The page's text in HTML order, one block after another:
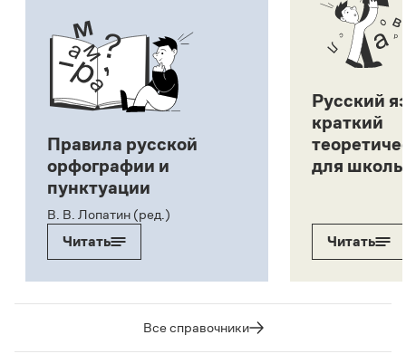
Правила русской
орфографии и
пунктуации
В. В. Лопатин (ред.)
Читать
Русский
краткий
для
Читать
Все справочники